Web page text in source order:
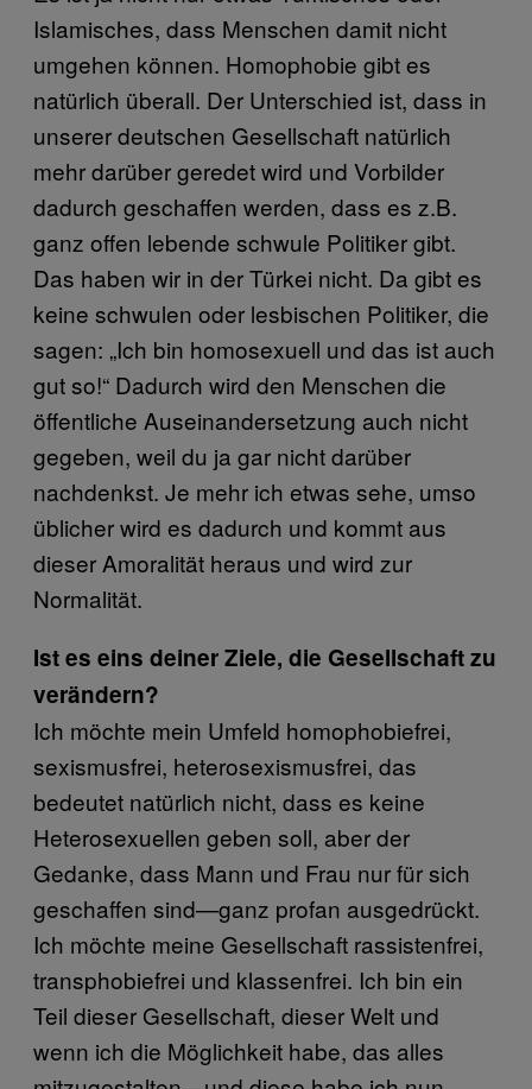
Islamisches, dass Menschen damit nicht
umgehen können. Homophobie gibt es
natürlich überall. Der Unterschied ist, dass in
unserer deutschen Gesellschaft natürlich
mehr darüber geredet wird und Vorbilder
dadurch geschaffen werden, dass es z.B.
ganz offen lebende schwule Politiker gibt.
Das haben wir in der Türkei nicht. Da gibt es
keine schwulen oder lesbischen Politiker, die
sagen: „Ich bin homosexuell und das ist auch
gut so!“ Dadurch wird den Menschen die
öffentliche Auseinandersetzung auch nicht
gegeben, weil du ja gar nicht darüber
nachdenkst. Je mehr ich etwas sehe, umso
üblicher wird es dadurch und kommt aus
dieser Amoralität heraus und wird zur
Normalität.
Ist es eins deiner Ziele, die Gesellschaft zu
verändern?
Ich möchte mein Umfeld homophobiefrei,
sexismusfrei, heterosexismusfrei, das
bedeutet natürlich nicht, dass es keine
Heterosexuellen geben soll, aber der
Gedanke, dass Mann und Frau nur für sich
geschaffen sind—ganz profan ausgedrückt.
Ich möchte meine Gesellschaft rassistenfrei,
transphobiefrei und klassenfrei. Ich bin ein
Teil dieser Gesellschaft, dieser Welt und
wenn ich die Möglichkeit habe, das alles